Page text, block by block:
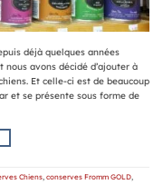
déjà quelques années
avons décidé d’ajouter à
Et celle-ci est de beaucoup
et se présente sous forme de
Chiens, conserves Fromm GOLD,